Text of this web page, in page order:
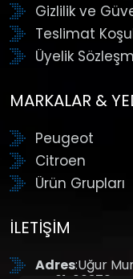
Gizlilik ve
Teslimat
Üyelik
MARKALAR &
Peugeot
Citroen
Ürün Grupları
İLETIŞIM
Adres:Uğur